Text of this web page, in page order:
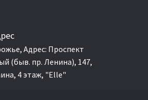
Адрес: Проспект
(быв. пр. Ленина), 147,
4 этаж, "Elle"